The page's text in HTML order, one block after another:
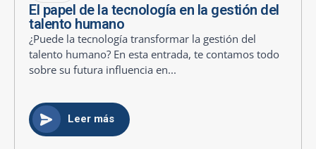
El papel de la tecnología en la gestión del
talento humano
¿Puede la tecnología transformar la gestión del
talento humano? En esta entrada, te contamos todo
sobre su futura influencia en...
Leer más